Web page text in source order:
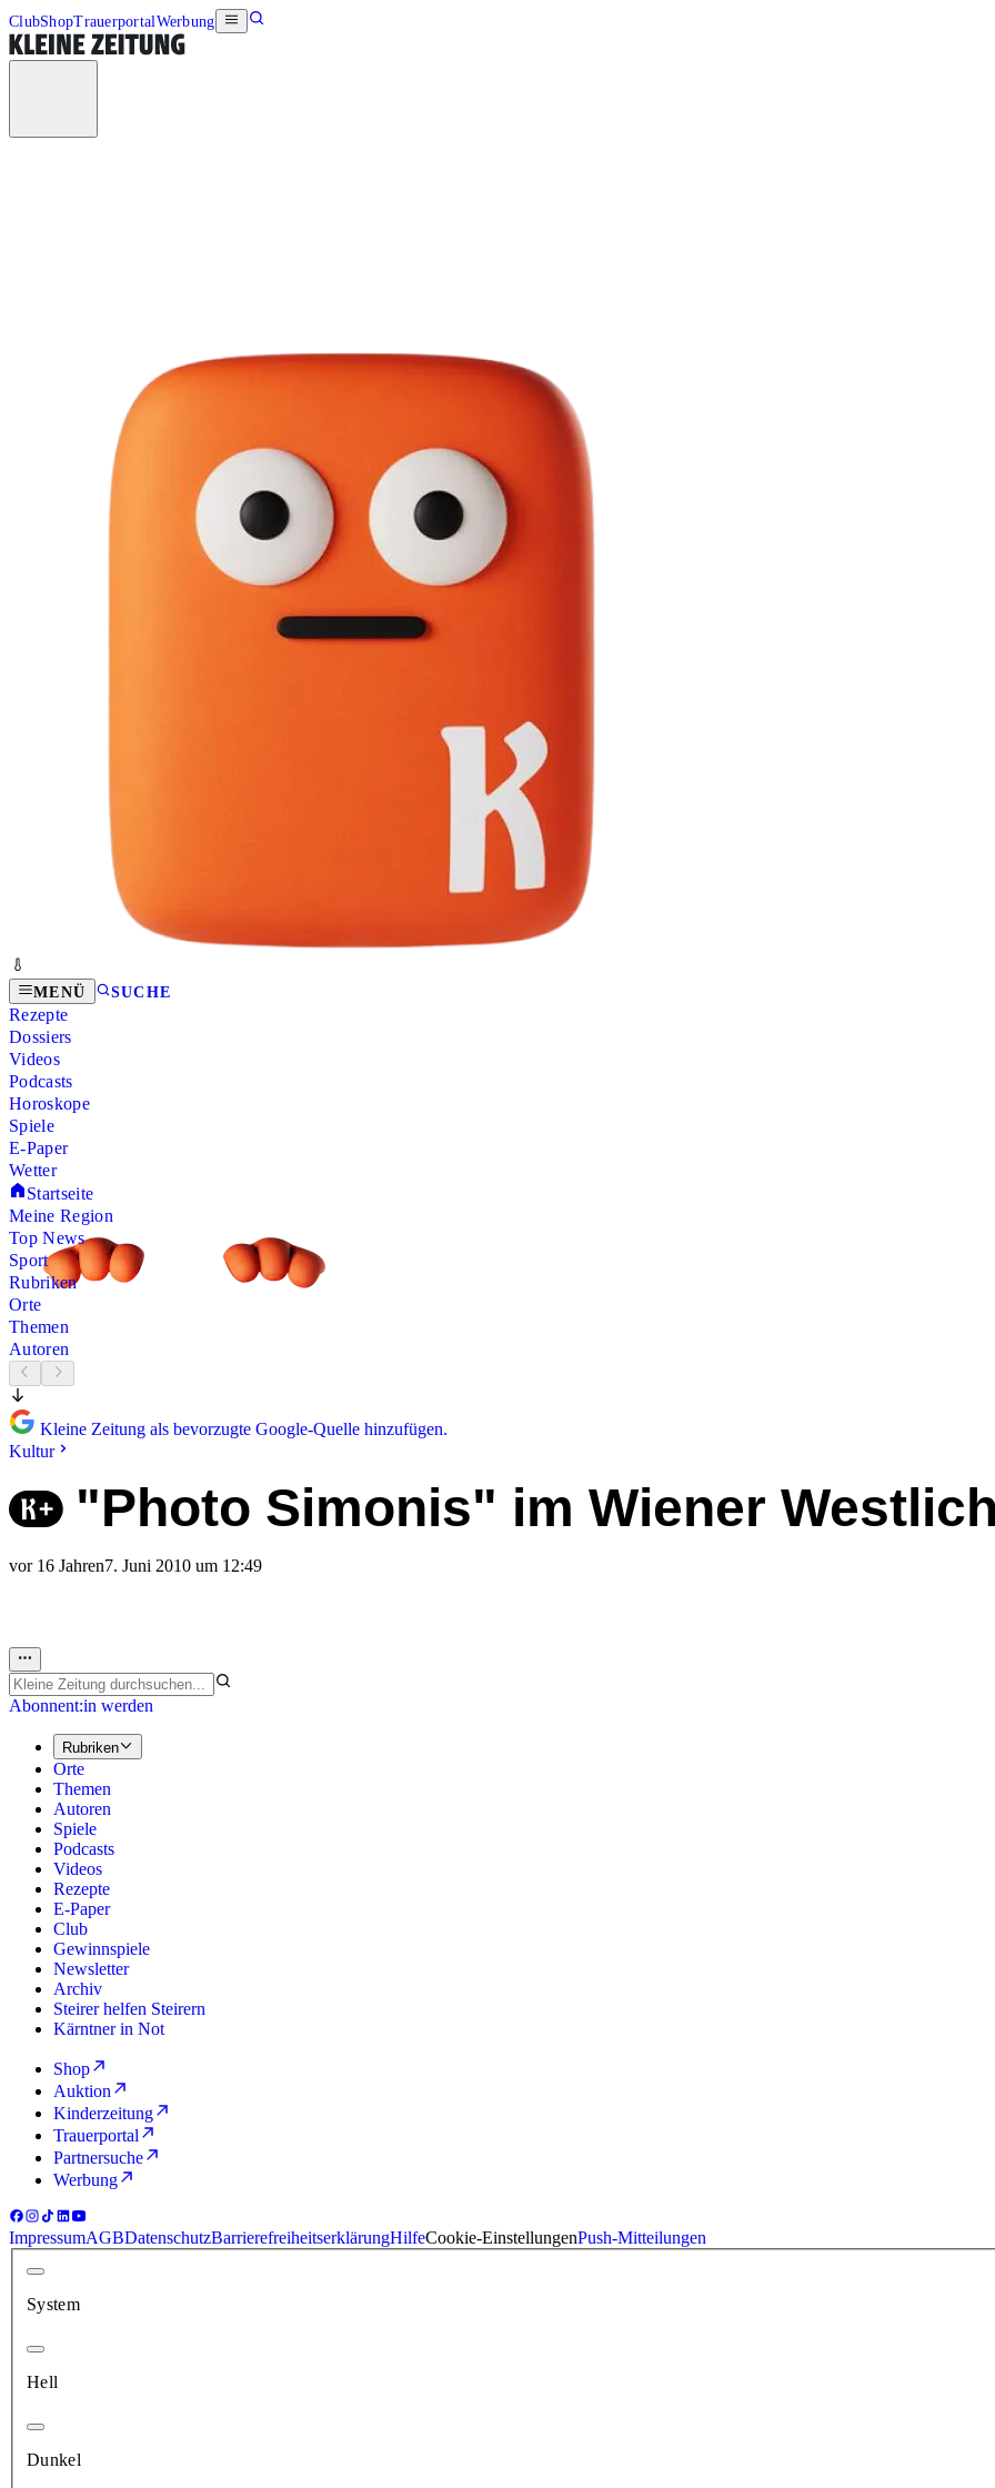
ClubShopTrauerportalWerbung
MENÜ SUCHE
Rezepte
Dossiers
Videos
Podcasts
Horoskope
Spiele
E-Paper
Wetter
Startseite
Meine Region
Top News
Sport
Rubriken
Orte
Themen
Autoren
Kleine Zeitung als bevorzugte Google-Quelle hinzufügen.
Kultur
"Photo Simonis" im Wiener
vor 16 Jahren7. Juni 2010 um 12:49
Abonnent:in werden
Rubriken
Orte
Themen
Autoren
Spiele
Podcasts
Videos
Rezepte
E-Paper
Club
Gewinnspiele
Newsletter
Archiv
Steirer helfen Steirern
Kärntner in Not
Shop
Auktion
Kinderzeitung
Trauerportal
Partnersuche
Werbung
ImpressumAGBDatenschutzBarrierefreiheitserklärungHilfeCookie-EinstellungenPush-Mitteilungen
System
Hell
Dunkel